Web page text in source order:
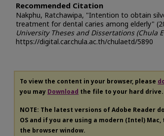
Recommended Citation
Nakphu, Ratchawipa, "Intention to obtain
treatment for dental caries among elderly"
University Theses and Dissertations (Chula
https://digital.car.chula.ac.th/chulaetd/5890
To view the content in your browser, please
you may Download the file to your hard drive.
NOTE: The latest versions of Adobe Reader
OS and if you are using a modern (Intel)
the browser window.